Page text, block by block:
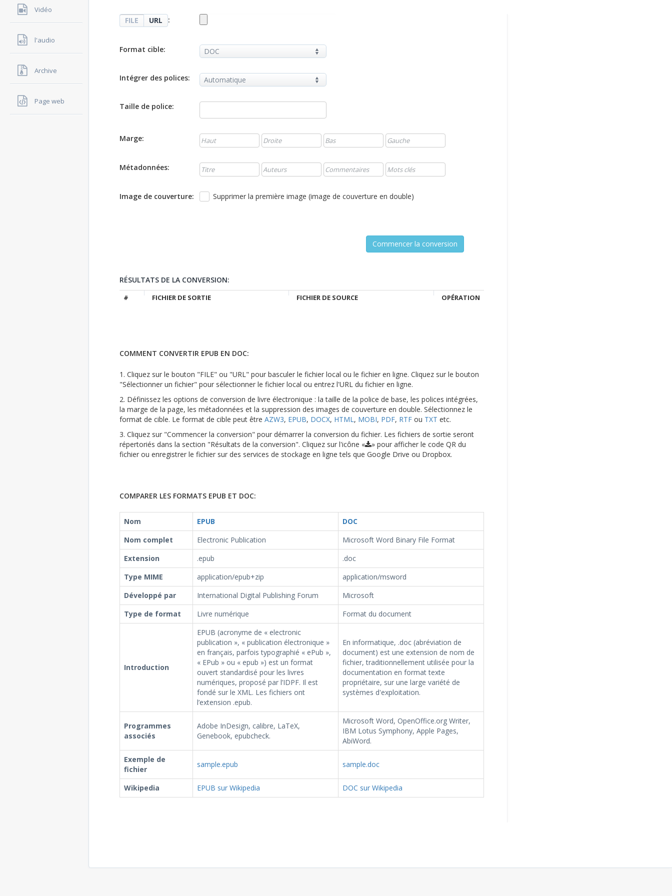
Vidéo
l'audio
Archive
Page web
FILE URL :
Format cible:
Intégrer des polices:
Taille de police:
Marge:
Métadonnées:
Image de couverture: Supprimer la première image (image de couverture en double)
RÉSULTATS DE LA CONVERSION:
# FICHIER DE SORTIE FICHIER DE SOURCE OPÉRATION
COMMENT CONVERTIR EPUB EN DOC:
1. Cliquez sur le bouton "FILE" ou "URL" pour basculer le fichier local ou le fichier en ligne. Cliquez sur le bouton
"Sélectionner un fichier" pour sélectionner le fichier local ou entrez l'URL du fichier en ligne.
2. Définissez les options de conversion de livre électronique : la taille de la police de base, les polices intégrées,
la marge de la page, les métadonnées et la suppression des images de couverture en double. Sélectionnez le
format de cible. Le format de cible peut être AZW3, EPUB, DOCX, HTML, MOBI, PDF, RTFou TXT etc.
3. Cliquez sur "Commencer la conversion" pour démarrer la conversion du fichier. Les fichiers de sortie seront
répertoriés dans la section "Résultats de la conversion". Cliquez sur l'icône «
» pour afficher le code QR du
fichier ou enregistrer le fichier sur des services de stockage en ligne tels que Google Drive ou Dropbox.
COMPARER LES FORMATS EPUB ET DOC:
Nom EPUB
DOC
Nom complet
Electronic Publication
Microsoft Word Binary File Format
Extension
.epub
.doc
Type MIME
application/epub+zip
application/msword
Développé par
International Digital Publishing Forum
Microsoft
Type de format
Livre numérique Format du document
Introduction
EPUB (acronyme de « electronic
publication », « publication électronique »
en français, parfois typographié « ePub »,
« EPub » ou « epub ») est un format
ouvert standardisé pour les livres
numériques, proposé par l’IDPF. Il est
fondé sur le XML. Les fichiers ont
l’extension .epub.
En informatique, .doc (abréviation de
document) est une extension de nom de
fichier, traditionnellement utilisée pour la
documentation en format texte
propriétaire, sur une large variété de
systèmes d'exploitation.
Programmes
associés
Adobe InDesign, calibre, LaTeX,
Genebook, epubcheck.
Microsoft Word, OpenOffice.org Writer,
IBM Lotus Symphony, Apple Pages,
AbiWord.
Exemple de
fichier
sample.epub sample.doc
Wikipedia EPUB sur Wikipedia DOC sur Wikipedia